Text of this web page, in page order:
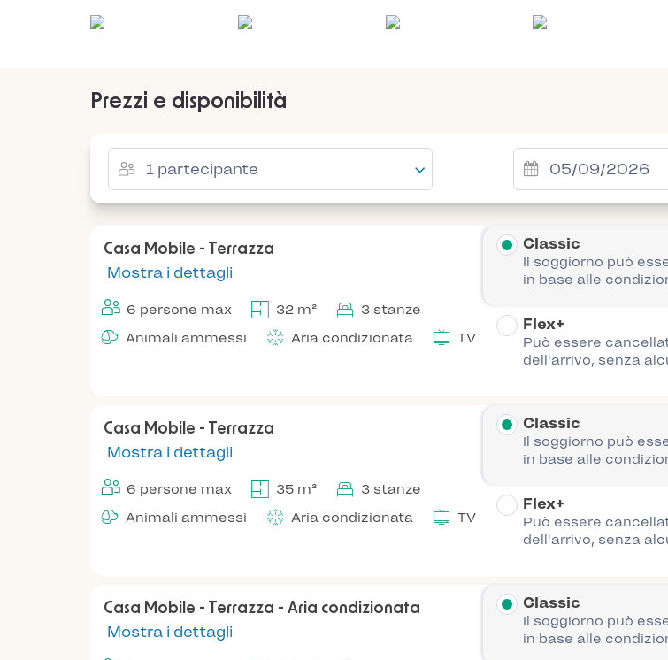
Prezzi e disponibilità
Casa Mobile - Terrazza
Mostra i dettagli
6 persone max 32 m²
3 stanze
Animali ammessi
Aria condizionata TV
Classic
Il soggiorno può
in base alle
Flex+
Può essere
dell'arrivo, senza
Casa Mobile - Terrazza
Mostra i dettagli
6 persone max 35 m²
3 stanze
Animali ammessi
Aria condizionata TV
Classic
Il soggiorno può
in base alle
Flex+
Può essere
dell'arrivo, senza
Casa Mobile - Terrazza - Aria condizionata
Mostra i dettagli
Classic
Il soggiorno può
in base alle